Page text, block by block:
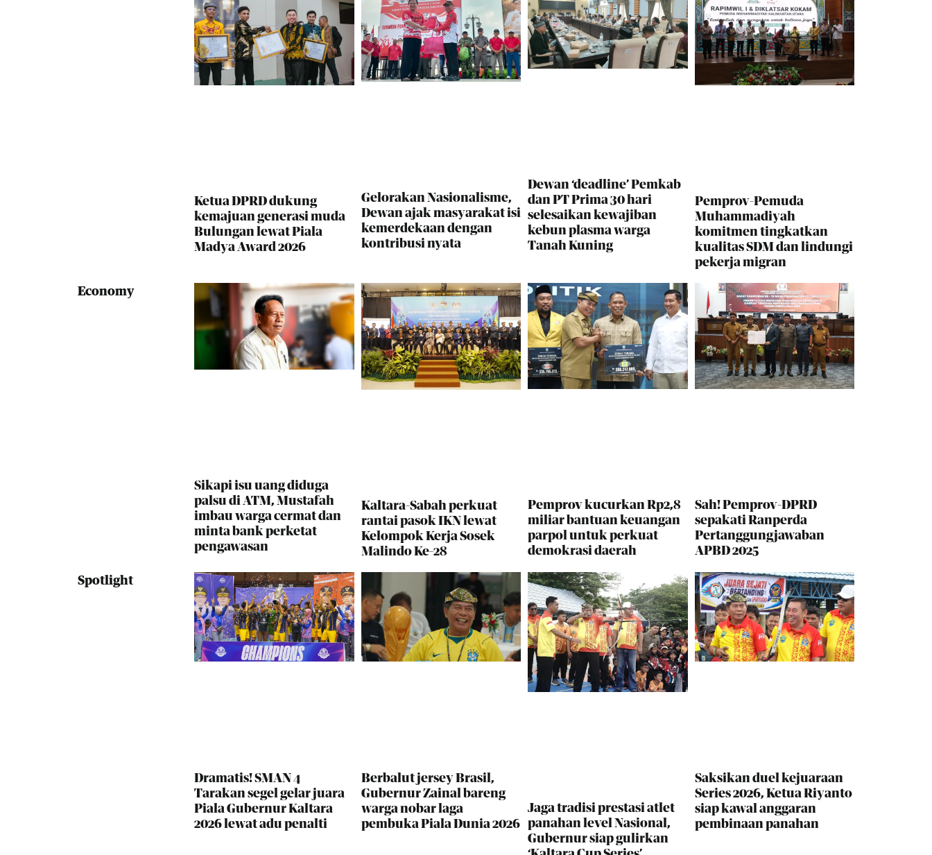
Ketua DPRD dukung
kemajuan generasi muda
Bulungan lewat Piala
Madya Award 2026
Gelorakan Nasionalisme,
Dewan ajak masyarakat isi
kemerdekaan dengan
kontribusi nyata
Dewan ‘deadline’ Pemkab
dan PT Prima 30 hari
selesaikan kewajiban
kebun plasma warga
Tanah Kuning
Pemprov-Pemuda
Muhammadiyah
komitmen tingkatkan
kualitas SDM dan lindungi
pekerja migran
Economy
Sikapi isu uang diduga
palsu di ATM, Mustafah
imbau warga cermat dan
minta bank perketat
pengawasan
Kaltara-Sabah perkuat
rantai pasok IKN lewat
Kelompok Kerja Sosek
Malindo Ke-28
Pemprov kucurkan Rp2,8
miliar bantuan keuangan
parpol untuk perkuat
demokrasi daerah
Sah! Pemprov-DPRD
sepakati Ranperda
Pertanggungjawaban
APBD 2025
Spotlight
Dramatis! SMAN 4
Tarakan segel gelar juara
Piala Gubernur Kaltara
2026 lewat adu penalti
Berbalut jersey Brasil,
Gubernur Zainal bareng
warga nobar laga
pembuka Piala Dunia 2026
Jaga tradisi prestasi atlet
panahan level Nasional,
Gubernur siap gulirkan
Saksikan duel kejuaraan
Series 2026, Ketua Riyanto
siap kawal anggaran
pembinaan panahan